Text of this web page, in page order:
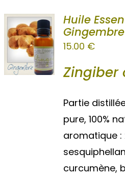
WooCommerce Mon
Huile
Gingembre
15.00 €
Zingiber
Partie
pure, 100%
aromatique :
curcumène,